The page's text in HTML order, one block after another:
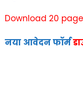
Download 20
नया आवेदन फॉर्म